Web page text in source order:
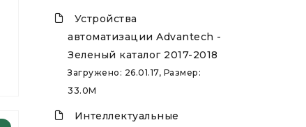
Устройства
автоматизации Advantech -
Зеленый каталог 2017-2018
Загружено: 26.01.17, Размер:
33.0M
Интеллектуальные